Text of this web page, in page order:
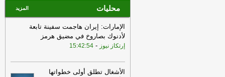
محليات المزيد
الإمارات: إيران هاجمت سفينة تابعة
لأدنوك بصاروخ في مضيق هرمز
إرتكاز نيوز -
15:42:54
الأشغال تطلق أولى خطواتها